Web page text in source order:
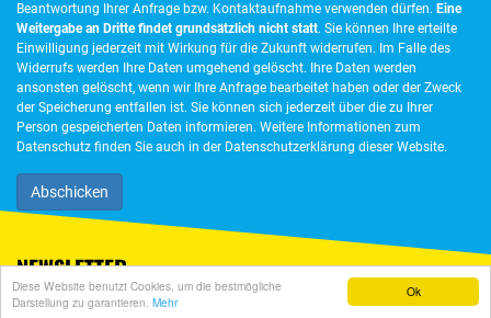
Ok
Diese Website benutzt Cookies, um die bestmögliche
Darstellung zu garantieren. Mehr
Beantwortung Ihrer Anfrage bzw. Kontaktaufnahme verwenden dürfen. Eine
Weitergabe an Dritte findet grundsätzlich nicht statt. Sie können Ihre erteilte
Einwilligung jederzeit mit Wirkung für die Zukunft widerrufen. Im Falle des
Widerrufs werden Ihre Daten umgehend gelöscht. Ihre Daten werden
ansonsten gelöscht, wenn wir Ihre Anfrage bearbeitet haben oder der Zweck
der Speicherung entfallen ist. Sie können sich jederzeit über die zu Ihrer
Person gespeicherten Daten informieren. Weitere Informationen zum
Datenschutz finden Sie auch in der Datenschutzerklärung dieser Website.
NEWSLETTER
© Isar148 2026